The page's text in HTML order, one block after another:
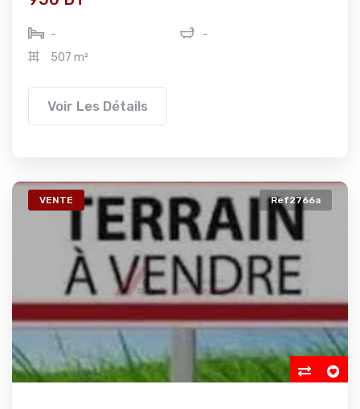
-
-
507 m²
Voir Les Détails
VENTE Ref2766a